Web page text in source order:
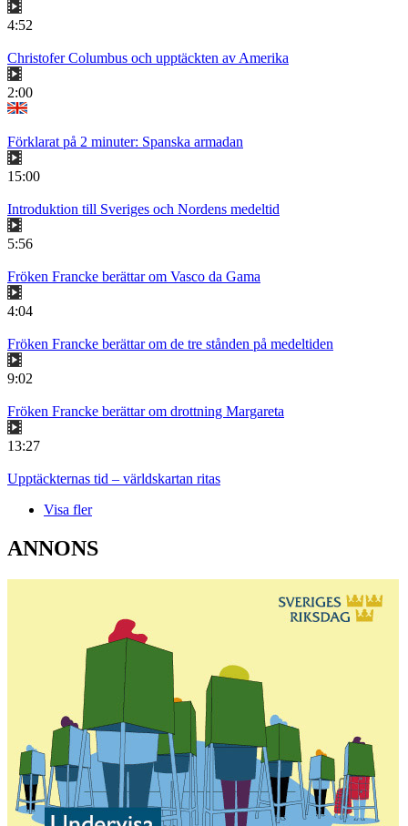
4:52
Christofer Columbus och upptäckten av Amerika
2:00
Förklarat på 2 minuter: Spanska armadan
15:00
Introduktion till Sveriges och Nordens medeltid
5:56
Fröken Francke berättar om Vasco da Gama
4:04
Fröken Francke berättar om de tre stånden på medeltiden
9:02
Fröken Francke berättar om drottning Margareta
13:27
Upptäckternas tid – världskartan ritas
Visa fler
ANNONS